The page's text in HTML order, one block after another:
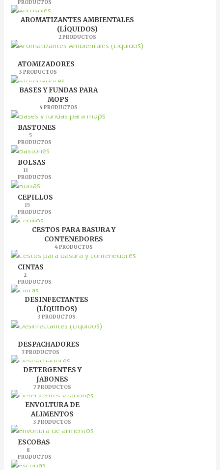
PRODUCTOS
AROMATIZANTES AMBIENTALES
(LÍQUIDOS)
2 PRODUCTOS
ATOMIZADORES
3 PRODUCTOS
BASES Y FUNDAS PARA
MOPS
4 PRODUCTOS
BASTONES
5
PRODUCTOS
BOLSAS
11
PRODUCTOS
CEPILLOS
15
PRODUCTOS
CESTOS PARA BASURA Y
CONTENEDORES
4 PRODUCTOS
CINTAS
2
PRODUCTOS
DESINFECTANTES
(LÍQUIDOS)
3 PRODUCTOS
DESPACHADORES
7 PRODUCTOS
DETERGENTES Y
JABONES
7 PRODUCTOS
ENVOLTURA DE
ALIMENTOS
3 PRODUCTOS
ESCOBAS
8
PRODUCTOS